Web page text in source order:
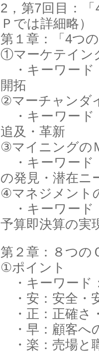
2，第7回目：
Ｐでは詳細略）
第１章：「4つ
①マーケテイン
・キーワード
開拓
②マーチャンダ
・キーワード
追及・革新
③マイニングの
・キーワード
の発見・潜在ニ
④マネジメント
・キーワード
予算即決算の実
第２章：８つの
①ポイント
・キーワード
・安：安全・
・正：正確さ
・早：顧客へ
・楽：売場と